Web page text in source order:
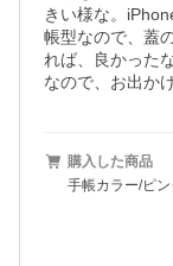
きい様な。
帳型なので、蓋
れば、良かった
なので、お出か
購入した商品
手帳カラー/ピ